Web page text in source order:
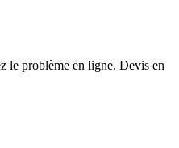
le problème en ligne. Devis en